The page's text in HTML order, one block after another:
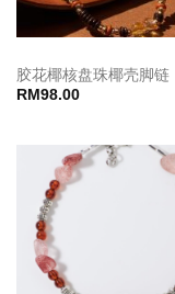
胶花椰核盘珠椰壳脚链
RM 98.00